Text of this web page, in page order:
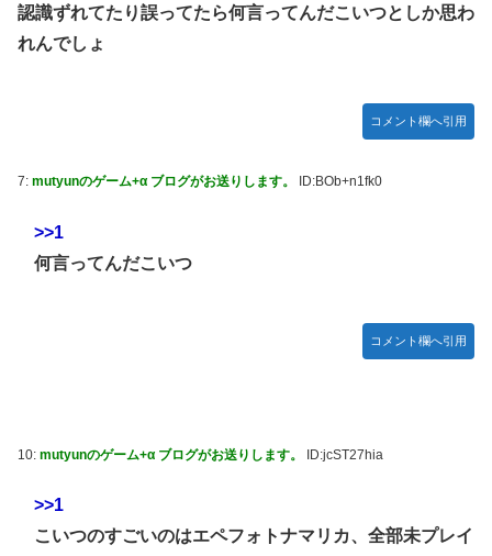
事故。
【ウマ娘】便利に慣れ過ぎると後が怖い…TP半額キャンペ
逃げ上手の若君 第16話 感想：絶体絶命の若様のピンチに駆
様に各国から称賛の声
G3 CBC賞、藤田会長の『フロムダスク』が勝利！中井騎手
【原神】探索派遣の最適解はこれ以外にない説
【765プロ】 伊織「裏原神」
られてしまう。
【超絶悲報】東科大医学部卒の美人YouTuberさん、直美で
認識ずれてたり誤ってたら何言ってんだこいつとしか思わ
れんでしょ
コメント欄へ引用
7: mutyunのゲーム+α ブログがお送りします。 ID:BOb+n1fk0
>>1
何言ってんだこいつ
コメント欄へ引用
10: mutyunのゲーム+α ブログがお送りします。 ID:jcST27hia
>>1
こいつのすごいのはエペフォトナマリカ、全部未プレイ